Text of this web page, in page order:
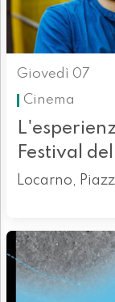
Giovedì 07
Cinema
Festival
Locarno,